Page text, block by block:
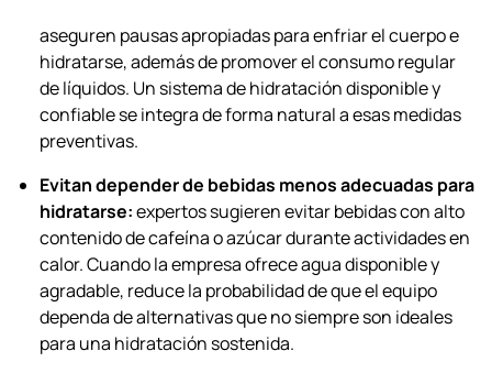
aseguren pausas apropiadas para enfriar el cuerpo e
hidratarse, además de promover el consumo regular
de líquidos. Un sistema de hidratación disponible y
confiable se integra de forma natural a esas medidas
preventivas.
Evitan depender de bebidas menos adecuadas para
hidratarse:expertos sugieren evitar bebidas con alto
contenido de cafeína o azúcar durante actividades en
calor. Cuando la empresa ofrece agua disponible y
agradable, reduce la probabilidad de que el equipo
dependa de alternativas que no siempre son ideales
para una hidratación sostenida.